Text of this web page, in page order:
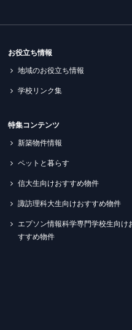
お役立ち情報
地域のお役立ち情報
学校リンク集
特集コンテンツ
新築物件情報
ペットと暮らす
信大生向けおすすめ物件
諏訪理科大生向けおすすめ物件
エプソン情報科学専門学校生向け
すすめ物件